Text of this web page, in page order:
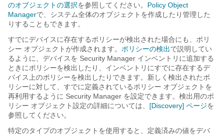
のオブジェクトの選択を参照してください。 Policy Object
Managerで、システム全体のオブジェクトを作成したり管理した
りすることもできます。
すでにデバイスに存在するポリシーが検出された場合にも、ポリ
シー オブジェクトが作成されます。 ポリシーの検出で説明してい
るように、デバイスを Security Manager インベントリに追加する
ときにポリシーを検出したり、インベントリにすでに存在するデ
バイス上のポリシーを検出したりできます。新しく検出されたポ
リシーに対して、すでに定義されているポリシー オブジェクトを
再利用するように Security Manager を設定できます。検出用のポ
リシー オブジェクト設定の詳細については、 [Discovery] ページを
参照してください。
特定のタイプのオブジェクトを使用すると、定義済みの値をデバ